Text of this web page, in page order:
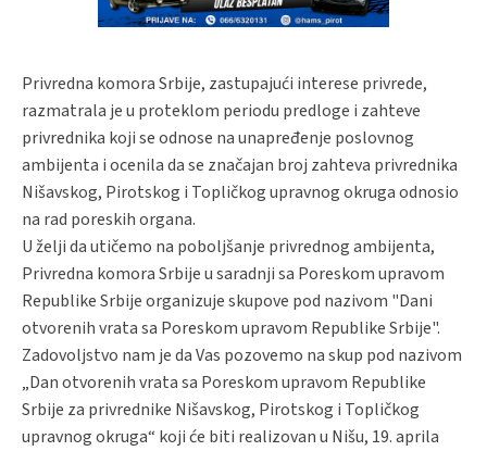
Privredna komora Srbije, zastupajući interese privrede,
razmatrala je u proteklom periodu predloge i zahteve
privrednika koji se odnose na unapređenje poslovnog
ambijenta i ocenila da se značajan broj zahteva privrednika
Nišavskog, Pirotskog i Topličkog upravnog okruga odnosio
na rad poreskih organa.
U želji da utičemo na poboljšanje privrednog ambijenta,
Privredna komora Srbije u saradnji sa Poreskom upravom
Republike Srbije organizuje skupove pod nazivom "Dani
otvorenih vrata sa Poreskom upravom Republike Srbije".
Zadovoljstvo nam je da Vas pozovemo na skup pod nazivom
„Dan otvorenih vrata sa Poreskom upravom Republike
Srbije za privrednike Nišavskog, Pirotskog i Topličkog
upravnog okruga“ koji će biti realizovan u Nišu, 19. aprila